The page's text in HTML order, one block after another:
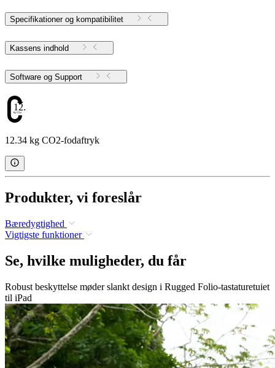
Specifikationer og kompatibilitet
Kassens indhold
Software og Support
12.34
12.34 kg CO2-fodaftryk
Produkter, vi foreslår
Bæredygtighed
Vigtigste funktioner
Se, hvilke muligheder, du får
Robust beskyttelse møder slankt design i Rugged Folio-tastaturetuiet
til iPad